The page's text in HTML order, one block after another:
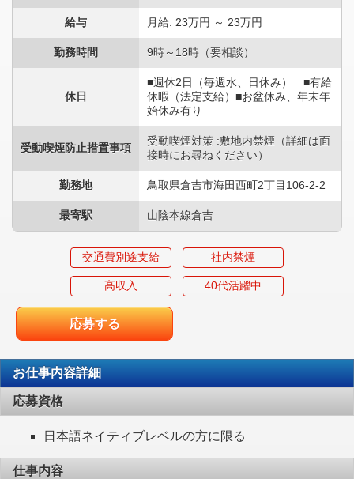
給与 月給: 23万円 ～ 23万円
勤務時間 9時～18時（要相談）
休日
■週休2日（毎週水、日休み） ■有給
休暇（法定支給）■お盆休み、年末年
始休み有り
受動喫煙防止措置事項
受動喫煙対策 :敷地内禁煙（詳細は面
接時にお尋ねください）
勤務地 鳥取県倉吉市海田西町2丁目106-2-2
最寄駅 山陰本線倉吉
交通費別途支給 社内禁煙
高収入 40代活躍中
応募する
お仕事内容詳細
応募資格
日本語ネイティブレベルの方に限る
仕事内容